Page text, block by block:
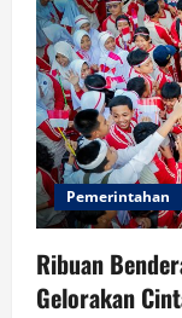
Pemerintahan
Ribuan
Gelorakan